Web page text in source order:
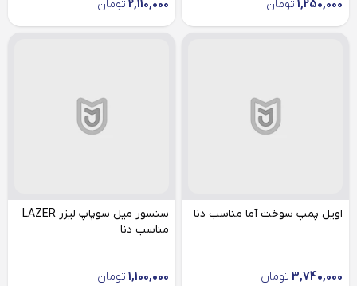
1,250,000 تومان 2,110,000 تومان
اویل پمپ سوخت آما مناسب دنا
3,740,000 تومان
سنسور میل سوپاپ لیزر LAZER
مناسب دنا
1,100,000 تومان